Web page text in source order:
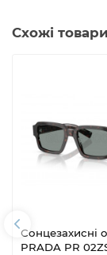
Схожі товари
Сонцезахисні
PRADA PR